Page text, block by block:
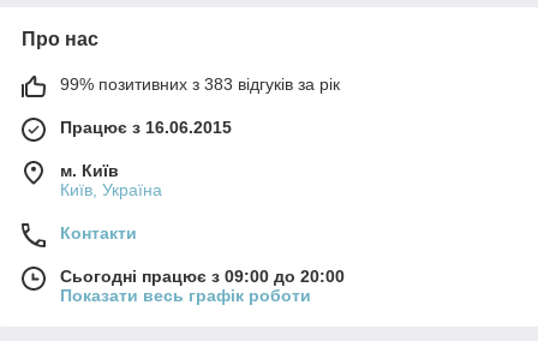
Про нас
99% позитивних з 383 відгуків за рік
Працює з 16.06.2015
м. Київ
Київ, Україна
Контакти
Сьогодні працює з 09:00 до 20:00
Показати весь графік роботи